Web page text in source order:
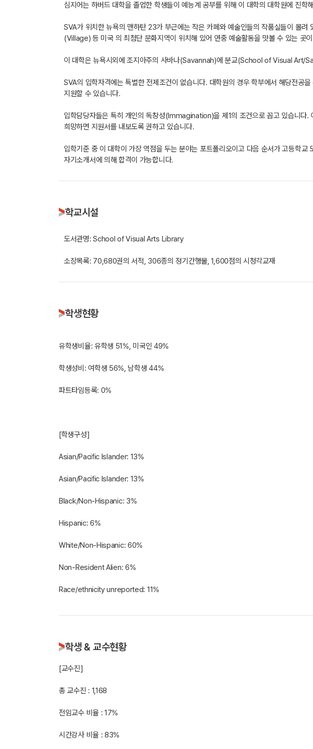
심지어는 하버드 대학을 졸업한 학생들이 예능계 공부를 위해 이 대학의 대학원에 진
SVA가 위치한 뉴욕의 맨하탄 23가 부근에는 작은 카페와 예술인들의 작품실들이 몰
(Village) 등 미국 의 최첨단 문화지역이 위치해 있어 연중 예술활동을 맛볼 수 있는 곳
이 대학은 뉴욕시외에 조지아주의 사바나(Savannah)에 분교(School of Visual Art/
SVA의 입학자격에는 특별한 전제조건이 없습니다. 대학원의 경우 학부에서 해당전공
지원할 수 있습니다.
입학담당자들은 특히 개인의 독창성(Immagination)을 제1의 조건으로 꼽고 있습니다
희망하면 지원서를 내보도록 권하고 있습니다.
입학기준 중 이 대학이 가장 역점을 두는 분야는 포트폴리오이고 다음 순서가 고등학
자기소개서에 의해 합격이 가능합니다.
학교시설
도서관명: School of Visual Arts Library
소장목록: 70,680권의 서적, 306종의 정기간행물, 1,600점의 시청각교재
학생현황
유학생비율: 유학생 51%, 미국인 49%
학생성비: 여학생 56%, 남학생 44%
파트타임등록: 0%
[학생구성]
Asian/Pacific Islander: 13%
Asian/Pacific Islander: 13%
Black/Non-Hispanic: 3%
Hispanic: 6%
White/Non-Hispanic: 60%
Non-Resident Alien: 6%
학생 & 교수현황
[교수진]
총 교수진 : 1,168
전임교수 비율 : 17%
시간강사 비율 : 83%